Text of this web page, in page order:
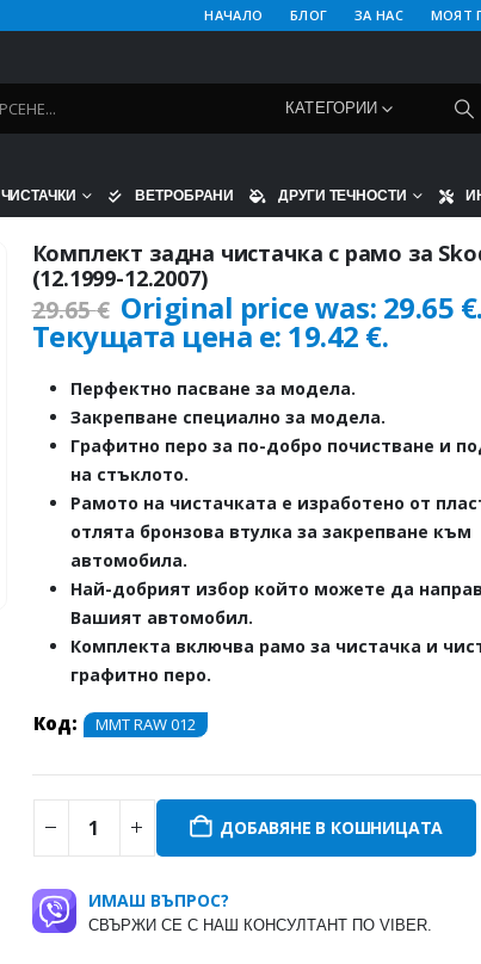
НАЧАЛО БЛОГ ЗА НАС МОЯТ
КАТЕГОРИИ
ЧИСТАЧКИ ВЕТРОБРАНИ ДРУГИ ТЕЧНОСТИ
Комплект задна чистачка с рамо за
(12.1999-12.2007)
29.65€ Original price was: 29.65
Текущата цена е: 19.42 €.
Перфектно пасване за модела.
Закрепване специално за модела.
Графитно перо за по-добро почистване и
на стъклото.
Рамото на чистачката е изработено от
отлята бронзова втулка за закрепване към
автомобила.
Най-добрият избор който можете да
Вашият автомобил.
Комплекта включва рамо за чистачка и
графитно перо.
Код: MMT RAW 012
ДОБАВЯНЕ В КОШНИЦАТА
ИМАШ ВЪПРОС?
СВЪРЖИ СЕ С НАШ КОНСУЛТАНТ ПО VIBER.